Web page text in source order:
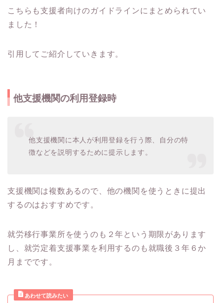
こちらも支援者向けのガイドラインにまとめられてい
ました！
引用してご紹介していきます。
他支援機関の利用登録時
他支援機関に本人が利用登録を行う際、自分の特
徴などを説明するために提示します。
支援機関は複数あるので、他の機関を使うときに提出
するのはおすすめです。
就労移行事業所を使うのも２年という期限があります
し、就労定着支援事業を利用するのも就職後３年６か
月までです。